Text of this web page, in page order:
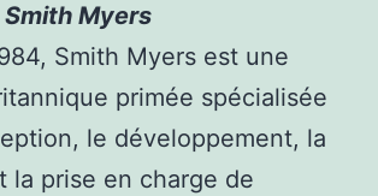
Myers
Smith Myers est une
primée spécialisée
le développement, la
la prise en charge de